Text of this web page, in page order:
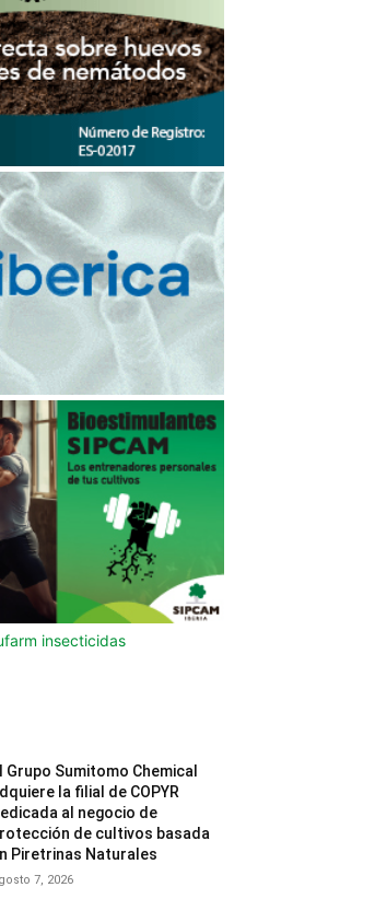
Grupo Sumitomo Chemical
la filial de COPYR
al negocio de
de cultivos basada
Piretrinas Naturales
7, 2026